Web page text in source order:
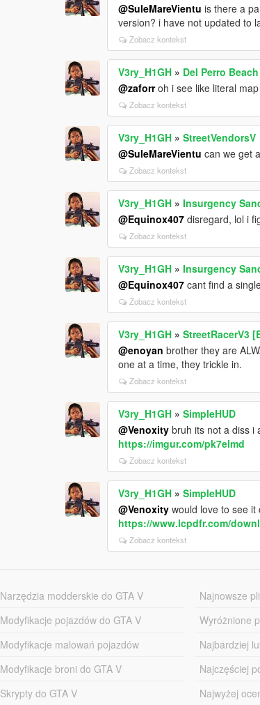
@SuleMareVientu is there a
version? i have not updated to
Zobacz kontekst
V3ry_H1GH » Del Perro
@zaforroh i see like literal
Zobacz kontekst
V3ry_H1GH »StreetVendorsV
@SuleMareVientu can we get
Zobacz kontekst
V3ry_H1GH »Insurgency
@Equinox407 disregard, lol i
Zobacz kontekst
V3ry_H1GH »Insurgency
@Equinox407 cant find a
Zobacz kontekst
V3ry_H1GH »StreetRacerV3
@enoyan brother they are
one at a time, they trickle in.
Zobacz kontekst
V3ry_H1GH »SimpleHUD
@Venoxity bruh its not a diss i
https://imgur.com/pk7elmd
Zobacz kontekst
V3ry_H1GH »SimpleHUD
@Venoxity would love to see it
https://www.lcpdfr.com/
Zobacz kontekst
Narzędzia modderskie do GTA V
Modyfikacje pojazdów do GTA V
Modyfikacje malowań pojazdów
Modyfikacje broni do GTA V
Skrypty do GTA V
Najnowsze
Wyróżnione
Najbardziej
Najczęściej
Najwyżej